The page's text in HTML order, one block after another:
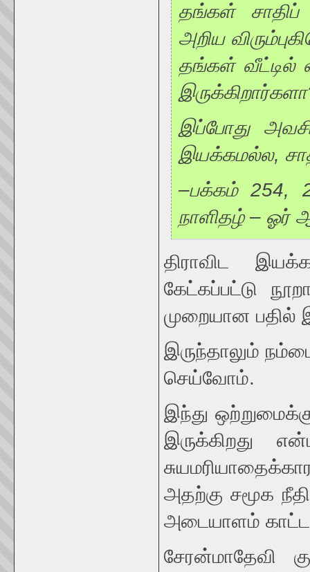
தங்கள் சாதிப்
அறிய
தங்கள் வீட்டில்
இப்போது
இயக்கமல்ல,
–பக்கம் 254,
நாளிதழ் – ஓர்
திராவிட
கேட்கப்பட்டு
முறையான
இருந்தாலும்
செய்வோம்.
இந்து
இருக்கிறது
அதற்கு சமூக
அடையாளம் காட்ட
சேரன்மாதேவி